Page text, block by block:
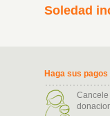
Soledad
Haga sus pagos